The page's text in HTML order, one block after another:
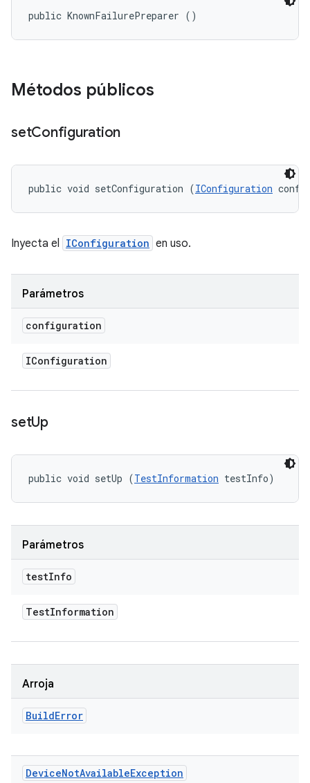
public KnownFailurePreparer ()
Métodos públicos
setConfiguration
public void setConfiguration (IConfiguration
Inyecta el IConfiguration en uso.
Parámetros
configuration
IConfiguration
setUp
public void setUp (TestInformation testInfo)
Parámetros
testInfo
TestInformation
Arroja
BuildError
DeviceNotAvailableException